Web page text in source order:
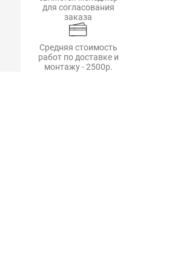
для согласования
заказа
Средняя стоимость
работ по доставке и
монтажу - 2500р.